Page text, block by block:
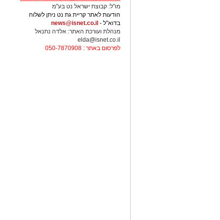
מו"ל: קבוצת ישראל נט בע"מ
הודעות לאתר קריית גת נט ניתן לשלוח
בדוא"ל - news@isnet.co.il
מנהלת ועורכת האתר: אלדה נתנאל
elda@isnet.co.il
לפרסום באתר : 050-7870908